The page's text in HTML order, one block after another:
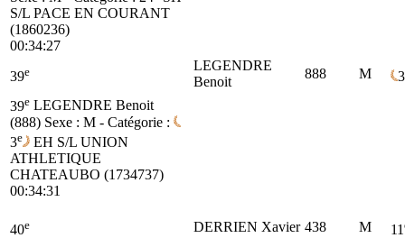
S/L PACE EN COURANT
(1860236)
00:34:27
39e
LEGENDRE
Benoit
888 M 3
39e LEGENDRE Benoit
(888) Sexe : M - Catégorie :
3e EH S/L UNION
ATHLETIQUE
CHATEAUBO (1734737)
00:34:31
40e DERRIEN Xavier 438 M 11